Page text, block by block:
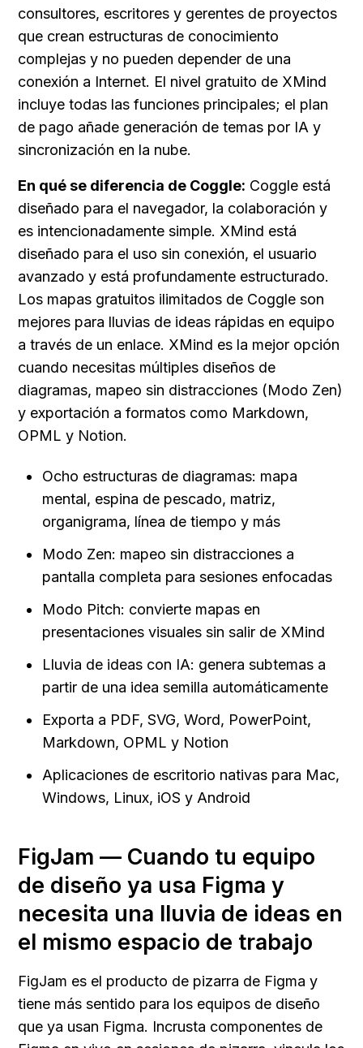
consultores, escritores y gerentes de proyectos
que crean estructuras de conocimiento
complejas y no pueden depender de una
conexión a Internet. El nivel gratuito de XMind
incluye todas las funciones principales; el plan
de pago añade generación de temas por IA y
sincronización en la nube.
En qué se diferencia de Coggle: Coggle está
diseñado para el navegador, la colaboración y
es intencionadamente simple. XMind está
diseñado para el uso sin conexión, el usuario
avanzado y está profundamente estructurado.
Los mapas gratuitos ilimitados de Coggle son
mejores para lluvias de ideas rápidas en equipo
a través de un enlace. XMind es la mejor opción
cuando necesitas múltiples diseños de
diagramas, mapeo sin distracciones (Modo Zen)
y exportación a formatos como Markdown,
OPML y Notion.
Ocho estructuras de diagramas: mapa
mental, espina de pescado, matriz,
organigrama, línea de tiempo y más
Modo Zen: mapeo sin distracciones a
pantalla completa para sesiones enfocadas
Modo Pitch: convierte mapas en
presentaciones visuales sin salir de XMind
Lluvia de ideas con IA: genera subtemas a
partir de una idea semilla automáticamente
Exporta a PDF, SVG, Word, PowerPoint,
Markdown, OPML y Notion
Aplicaciones de escritorio nativas para Mac,
Windows, Linux, iOS y Android
FigJam — Cuando tu equipo
de diseño ya usa Figma y
necesita una lluvia de ideas en
el mismo espacio de trabajo
FigJam es el producto de pizarra de Figma y
tiene más sentido para los equipos de diseño
que ya usan Figma. Incrusta componentes de